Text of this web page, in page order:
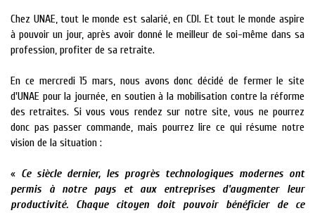
Chez UNAE, tout le monde est salarié, en CDI. Et tout le monde aspire
à pouvoir un jour, après avoir donné le meilleur de soi-même dans sa
profession, profiter de sa retraite.
En ce mercredi 15 mars, nous avons donc décidé de fermer le site
d'UNAE pour la journée, en soutien à la mobilisation contre la réforme
des retraites. Si vous vous rendez sur notre site, vous ne pourrez
donc pas passer commande, mais pourrez lire ce qui résume notre
vision de la situation :
« Ce siècle dernier, les progrès technologiques modernes ont
permis à notre pays et aux entreprises d'augmenter leur
productivité. Chaque citoyen doit pouvoir bénéficier de ce